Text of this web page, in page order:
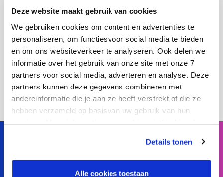
Deze website maakt gebruik van cookies
We gebruiken cookies om content en advertenties te
personaliseren, om functiesvoor social media te bieden
en om ons websiteverkeer te analyseren. Ook delen we
informatie over het gebruik van onze site met onze 7
partners voor social media, adverteren en analyse. Deze
partners kunnen deze gegevens combineren met
andereinformatie die je aan ze heeft verstrekt of die ze
hebben verzameld op basisvan uw gebruik van hun
aanpassen via de CO-knop linksonder. Lees meer over
hoe wij jouw gegevensverwerken in onze privacy- en
Details tonen
Alle cookies toestaan
Annual report 2025
Download pdf
Automate